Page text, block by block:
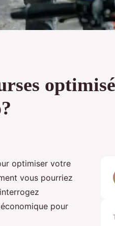
optimiser votre
vous pourriez
pour